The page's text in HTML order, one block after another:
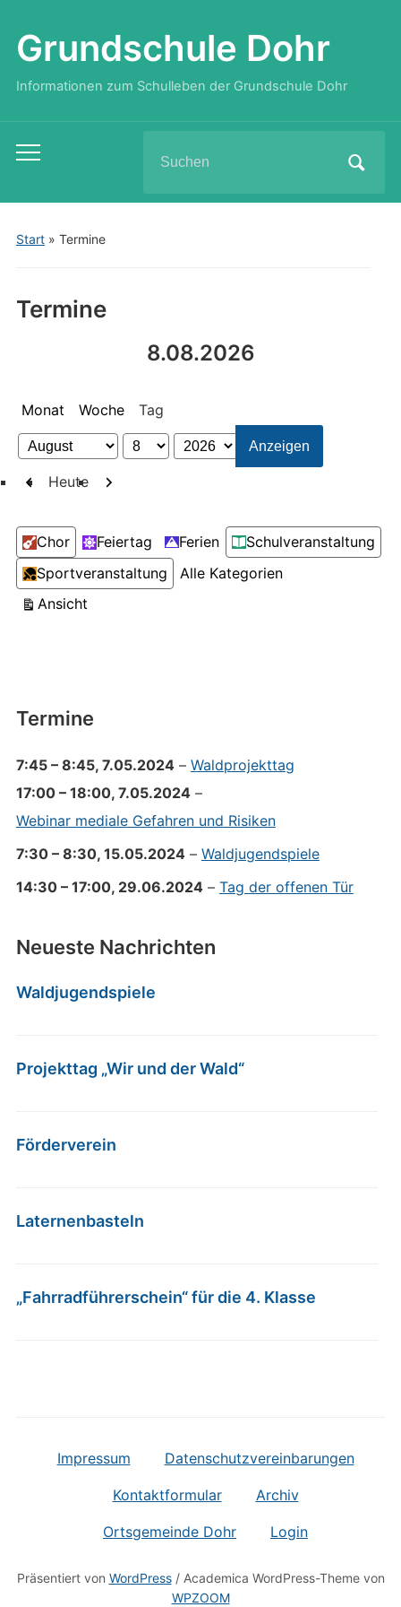
Grundschule Dohr
Informationen zum Schulleben der Grundschule Dohr
Toggle
menu
for:
Start» Termine
Termine
8.08.2026
Monat Woche Tag
Monat
Tag
Jahr
Zurück
Heute Weiter
Kategorien
Chor Feiertag Ferien
Schulveranstaltung
Sportveranstaltung
Alle Kategorien
Ansichtausdrucken
Termine
7:45 – 8:45, 7.05.2024– Waldprojekttag
17:00 – 18:00, 7.05.2024–
Webinar mediale Gefahren und Risiken
7:30 – 8:30, 15.05.2024– Waldjugendspiele
14:30 – 17:00, 29.06.2024– Tag der offenen Tür
Neueste Nachrichten
Waldjugendspiele
Projekttag „Wir und der Wald“
Förderverein
Laternenbasteln
„Fahrradführerschein“ für die 4. Klasse
Impressum Datenschutzvereinbarungen
Kontaktformular Archiv
Ortsgemeinde Dohr Login
Präsentiert von WordPress/ Academica WordPress-Theme von
WPZOOM